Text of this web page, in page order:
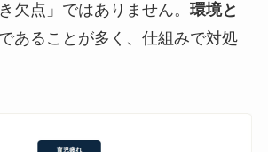
欠点」ではありません。 環境と
であることが多く、仕組みで対処